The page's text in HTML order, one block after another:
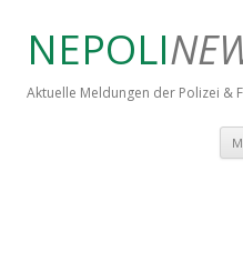
NEPOLI
Aktuelle Meldungen der Polizei &